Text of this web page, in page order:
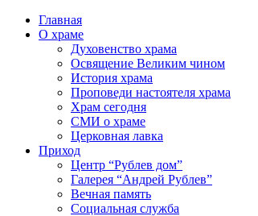
Главная
О храме
Духовенство храма
Освящение Великим чином
История храма
Проповеди настоятеля храма
Храм сегодня
СМИ о храме
Церковная лавка
Приход
Центр “Рублев дом”
Галерея “Андрей Рублев”
Вечная память
Социальная служба